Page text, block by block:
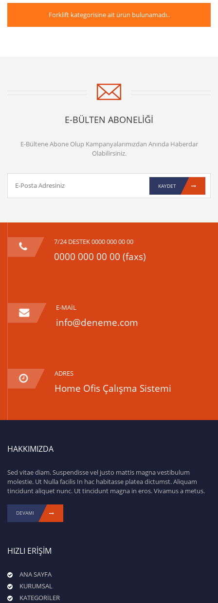
Forkliftkategorisine ait ürün bulunamadı..
E-BÜLTEN ABONELİĞİ
E-Bültene Abone Olup Kampanyalarımızdan Anında Haberdar
Olabilirsiniz.
KAYDET
7/24 DESTEK 0000 000 00 00
0000 000 00 00 (faxs)
E-MAİL
info@deneme.com
ADRES
Home Ofis Çalışma Sistemi
HAKKIMIZDA
Sed vitae diam. Suspendisse vel justo mattis magna vestibulum
molestie. Ut Nulla facilis In hac habitasse platea dictumst. Aliquam
tincidunt aliquet nunc. Ut tincidunt magna in eros. Vivamus a metus.
DEVAMI
HIZLI ERİŞİM
ANA SAYFA
KURUMSAL
KATEGORİLER